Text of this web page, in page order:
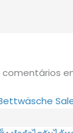
comentários